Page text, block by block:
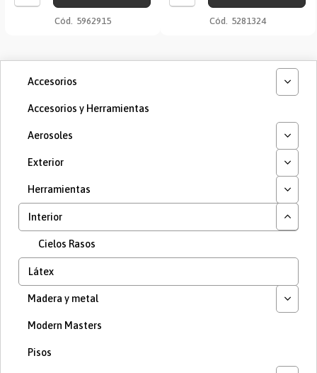
Cód. 5962915 Cód. 5281324
Accesorios
Accesorios y Herramientas
Aerosoles
Exterior
Herramientas
Interior
Cielos Rasos
Látex
Madera y metal
Modern Masters
Pisos